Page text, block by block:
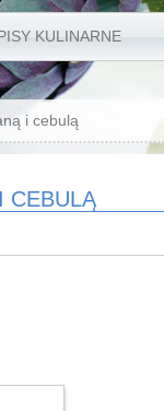
KULINARNE
i cebulą
CEBULĄ